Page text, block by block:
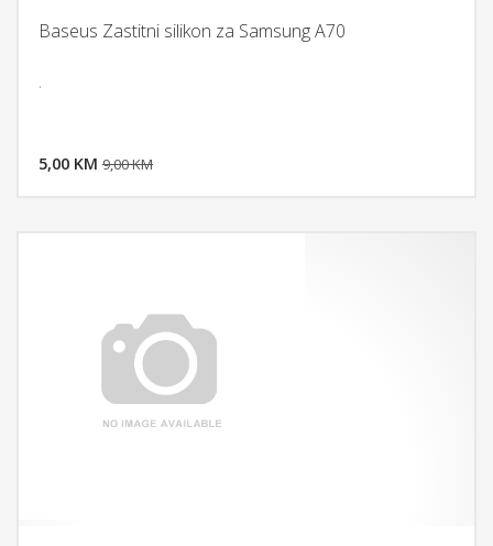
Baseus Zastitni silikon za Samsung A70
.
5,00 KM 9,00 KM